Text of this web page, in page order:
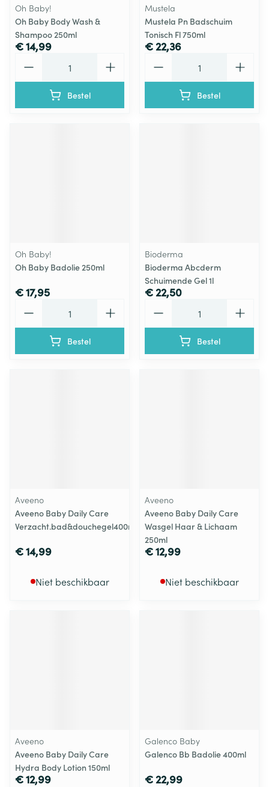
Oh Baby!
Oh Baby Body Wash &
Shampoo 250ml
€ 14,99
Bestel
Mustela
Mustela Pn Badschuim
Tonisch Fl 750ml
€ 22,36
Bestel
Oh Baby!
Oh Baby Badolie 250ml
€ 17,95
Bestel
Bioderma
Bioderma Abcderm
Schuimende Gel 1l
€ 22,50
Bestel
Aveeno
Aveeno Baby Daily Care
Verzacht.bad&douchegel400ml
€ 14,99
Niet beschikbaar
Aveeno
Aveeno Baby Daily Care
Wasgel Haar & Lichaam
250ml
€ 12,99
Niet beschikbaar
Aveeno
Aveeno Baby Daily Care
Hydra Body Lotion 150ml
€ 12,99
Galenco Baby
Galenco Bb Badolie 400ml
€ 22,99